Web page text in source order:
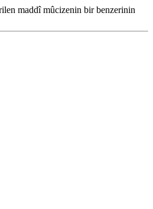
maddî mûcizenin bir benzerinin